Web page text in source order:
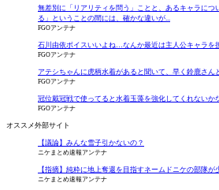
無差別に「リアリティを問う」ことと、あるキャラにつ
る」ということの間には、確かな違いが...
FGOアンテナ
石川由依ボイスいいよね…なんか最近は主人公キャラを
FGOアンテナ
アテシちゃんに虎柄水着があると聞いて、早く鈴鹿さん
FGOアンテナ
冠位戴冠戦で使ってると水着玉藻を強化してくれないか
FGOアンテナ
オススメ外部サイト
【議論】みんな雪子引かないの？
ニケまとめ速報アンテナ
【指摘】純粋に地上奪還を目指すネームドニケの部隊が
ニケまとめ速報アンテナ